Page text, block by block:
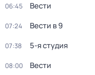
06:45 Вести
07:24 Вести в 9
07:38 5-я студия
08:00 Вести